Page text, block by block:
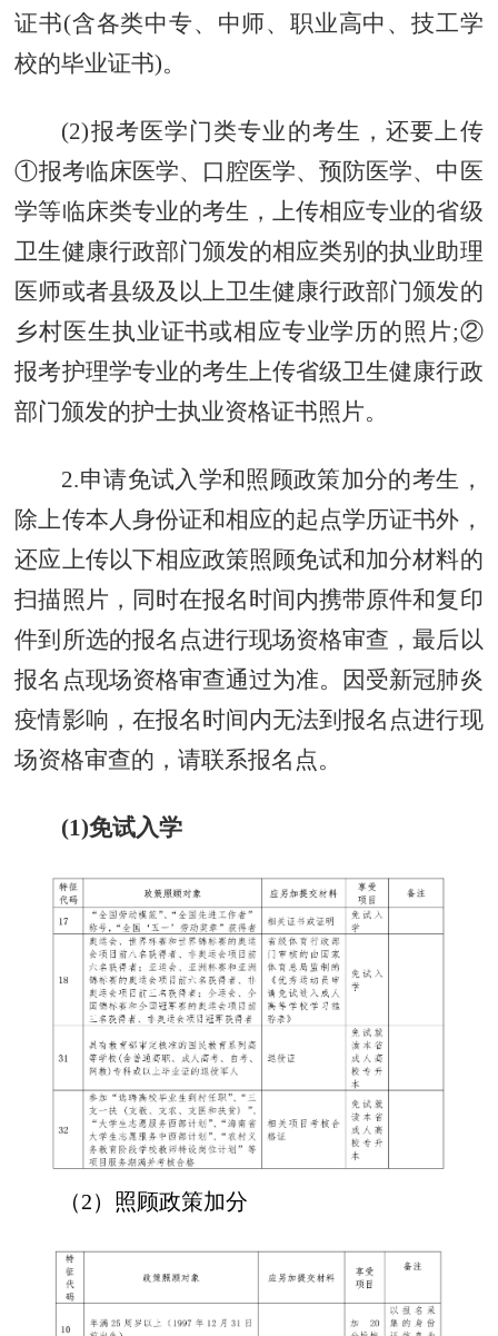
证书(含各类中专、中师、职业高中、技工学
校的毕业证书)。
(2)报考医学门类专业的考生，还要上传
①报考临床医学、口腔医学、预防医学、中医
学等临床类专业的考生，上传相应专业的省级
卫生健康行政部门颁发的相应类别的执业助理
医师或者县级及以上卫生健康行政部门颁发的
乡村医生执业证书或相应专业学历的照片;②
报考护理学专业的考生上传省级卫生健康行政
部门颁发的护士执业资格证书照片。
2.申请免试入学和照顾政策加分的考生，
除上传本人身份证和相应的起点学历证书外，
还应上传以下相应政策照顾免试和加分材料的
扫描照片，同时在报名时间内携带原件和复印
件到所选的报名点进行现场资格审查，最后以
报名点现场资格审查通过为准。因受新冠肺炎
疫情影响，在报名时间内无法到报名点进行现
场资格审查的，请联系报名点。
(1)免试入学
（2）照顾政策加分